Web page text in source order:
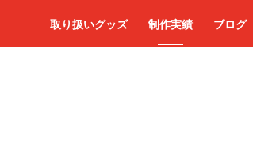
取り扱いグッズ 制作実績 ブログ